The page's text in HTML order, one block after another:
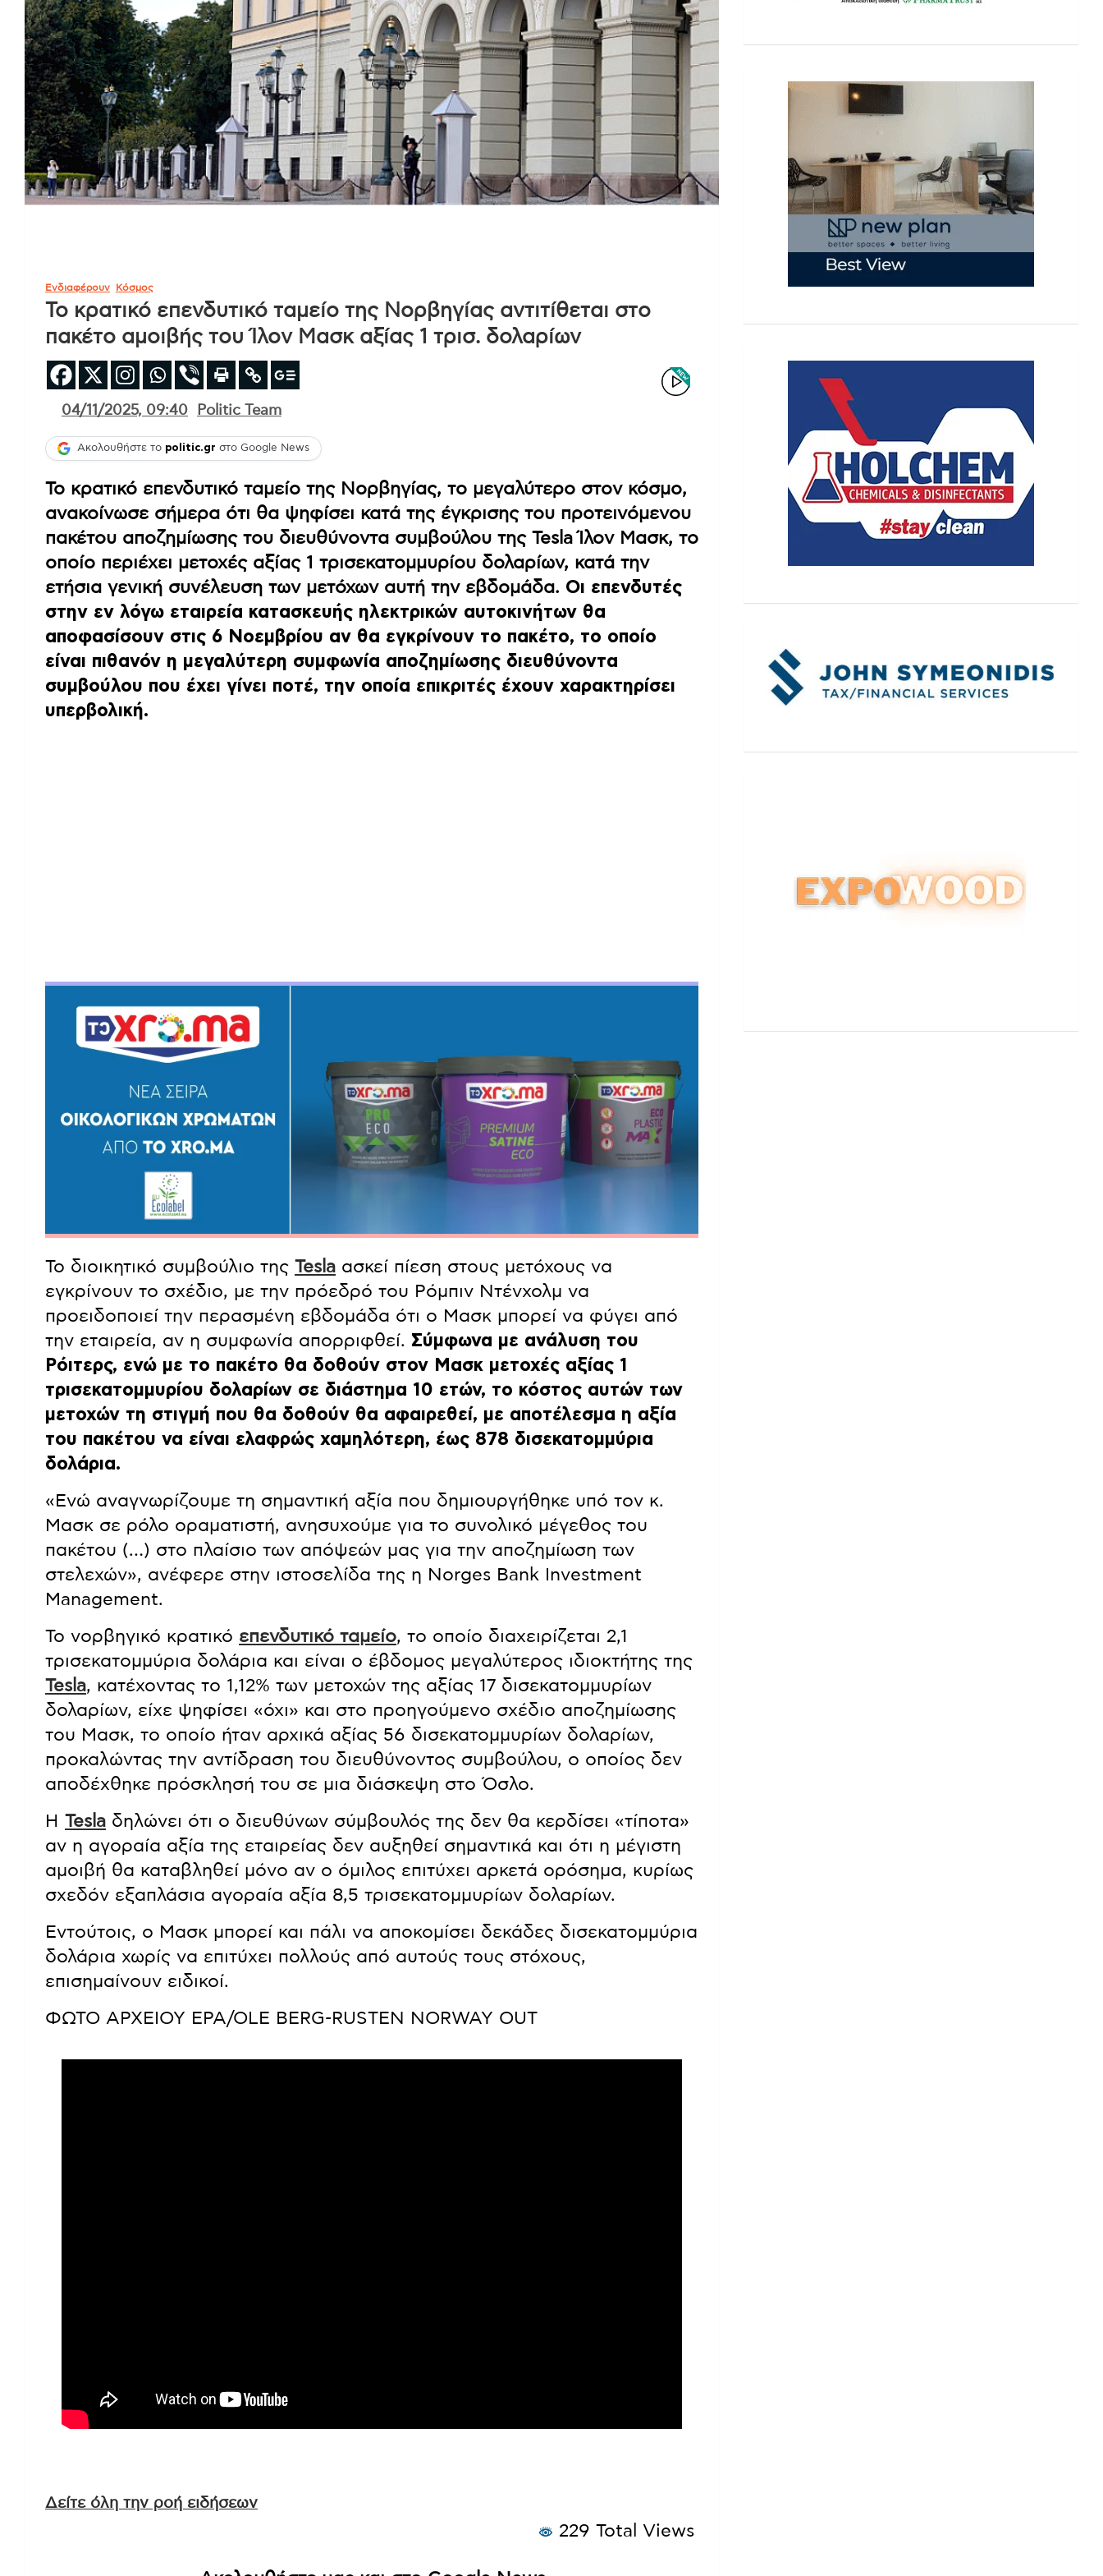
Ενδιαφέρουν Κόσμος
Το κρατικό επενδυτικό ταμείο της Νορβηγίας αντιτίθεται στο
πακέτο αμοιβής του Ίλον Μασκ αξίας 1 τρισ. δολαρίων
04/11/2025, 09:40 Politic Team
Ακολουθήστε το politic.gr στο Google News
Το κρατικό επενδυτικό ταμείο της Νορβηγίας, το μεγαλύτερο στον κόσμο,
ανακοίνωσε σήμερα ότι θα ψηφίσει κατά της έγκρισης του προτεινόμενου
πακέτου αποζημίωσης του διευθύνοντα συμβούλου της Tesla Ίλον Μασκ, το
οποίο περιέχει μετοχές αξίας 1 τρισεκατομμυρίου δολαρίων, κατά την
ετήσια γενική συνέλευση των μετόχων αυτή την εβδομάδα. Οι επενδυτές
στην εν λόγω εταιρεία κατασκευής ηλεκτρικών αυτοκινήτων θα
αποφασίσουν στις 6 Νοεμβρίου αν θα εγκρίνουν το πακέτο, το οποίο
είναι πιθανόν η μεγαλύτερη συμφωνία αποζημίωσης διευθύνοντα
συμβούλου που έχει γίνει ποτέ, την οποία επικριτές έχουν χαρακτηρίσει
υπερβολική.
Το διοικητικό συμβούλιο της Tesla ασκεί πίεση στους μετόχους να
εγκρίνουν το σχέδιο, με την πρόεδρό του Ρόμπιν Ντένχολμ να
προειδοποιεί την περασμένη εβδομάδα ότι ο Μασκ μπορεί να φύγει από
την εταιρεία, αν η συμφωνία απορριφθεί. Σύμφωνα με ανάλυση του
Ρόιτερς, ενώ με το πακέτο θα δοθούν στον Μασκ μετοχές αξίας 1
τρισεκατομμυρίου δολαρίων σε διάστημα 10 ετών, το κόστος αυτών των
μετοχών τη στιγμή που θα δοθούν θα αφαιρεθεί, με αποτέλεσμα η αξία
του πακέτου να είναι ελαφρώς χαμηλότερη, έως 878 δισεκατομμύρια
δολάρια.
«Ενώ αναγνωρίζουμε τη σημαντική αξία που δημιουργήθηκε υπό τον κ.
Μασκ σε ρόλο οραματιστή, ανησυχούμε για το συνολικό μέγεθος του
πακέτου (…) στο πλαίσιο των απόψεών μας για την αποζημίωση των
στελεχών», ανέφερε στην ιστοσελίδα της η Norges Bank Investment
Management.
Το νορβηγικό κρατικό επενδυτικό ταμείο, το οποίο διαχειρίζεται 2,1
τρισεκατομμύρια δολάρια και είναι ο έβδομος μεγαλύτερος ιδιοκτήτης της
Tesla, κατέχοντας το 1,12% των μετοχών της αξίας 17 δισεκατομμυρίων
δολαρίων, είχε ψηφίσει «όχι» και στο προηγούμενο σχέδιο αποζημίωσης
του Μασκ, το οποίο ήταν αρχικά αξίας 56 δισεκατομμυρίων δολαρίων,
προκαλώντας την αντίδραση του διευθύνοντος συμβούλου, ο οποίος δεν
αποδέχθηκε πρόσκλησή του σε μια διάσκεψη στο Όσλο.
Η Tesla δηλώνει ότι ο διευθύνων σύμβουλός της δεν θα κερδίσει «τίποτα»
αν η αγοραία αξία της εταιρείας δεν αυξηθεί σημαντικά και ότι η μέγιστη
αμοιβή θα καταβληθεί μόνο αν ο όμιλος επιτύχει αρκετά ορόσημα, κυρίως
σχεδόν εξαπλάσια αγοραία αξία 8,5 τρισεκατομμυρίων δολαρίων.
Εντούτοις, ο Μασκ μπορεί και πάλι να αποκομίσει δεκάδες δισεκατομμύρια
δολάρια χωρίς να επιτύχει πολλούς από αυτούς τους στόχους,
επισημαίνουν ειδικοί.
ΦΩΤΟ ΑΡΧΕΙΟΥ EPA/OLE BERG-RUSTEN NORWAY OUT
Δείτε όλη την ροή ειδήσεων
229 Total Views